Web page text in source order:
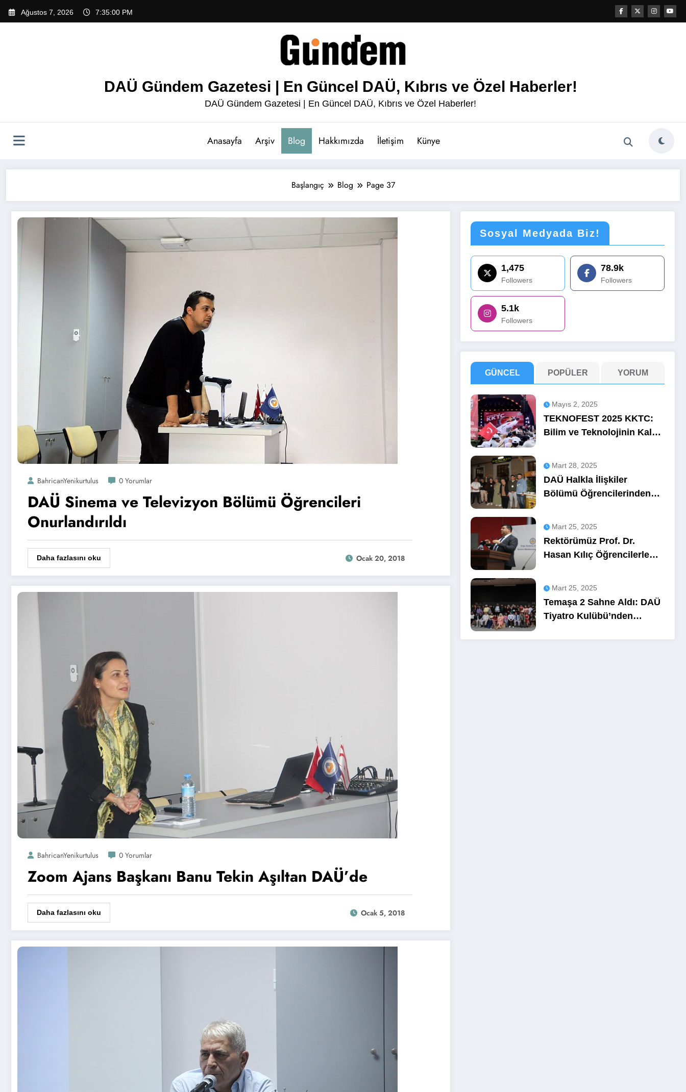
atla
Ağustos 7, 2026 7:35:01 PM
DAÜ Gündem Gazetesi | En Güncel DAÜ, Kıbrıs ve Özel Haberler!
DAÜ Gündem Gazetesi | En Güncel DAÜ, Kıbrıs ve Özel Haberler!
Anasayfa Arşiv Blog Hakkımızda İletişim Künye
Başlangıç Blog Page 37
BahricanYenikurtulus 0 Yorumlar
DAÜ Sinema ve Televizyon Bölümü Öğrencileri
Onurlandırıldı
Daha fazlasını oku Ocak 20, 2018
BahricanYenikurtulus 0 Yorumlar
Zoom Ajans Başkanı Banu Tekin Aşıltan DAÜ’de
Daha fazlasını oku Ocak 5, 2018
Sosyal Medyada Biz!
1,475
Followers
78.9k
Followers
5.1k
Followers
GÜNCEL POPÜLER YORUM
Mayıs 2, 2025
TEKNOFEST 2025 KKTC:
Bilim ve Teknolojinin Kalbi
Mart 28, 2025
DAÜ Halkla İlişkiler
Bölümü Öğrencilerinden
Mart 25, 2025
Rektörümüz Prof. Dr.
Hasan Kılıç Öğrencilerle
Mart 25, 2025
Temaşa 2 Sahne Aldı: DAÜ
Tiyatro Kulübü’nden